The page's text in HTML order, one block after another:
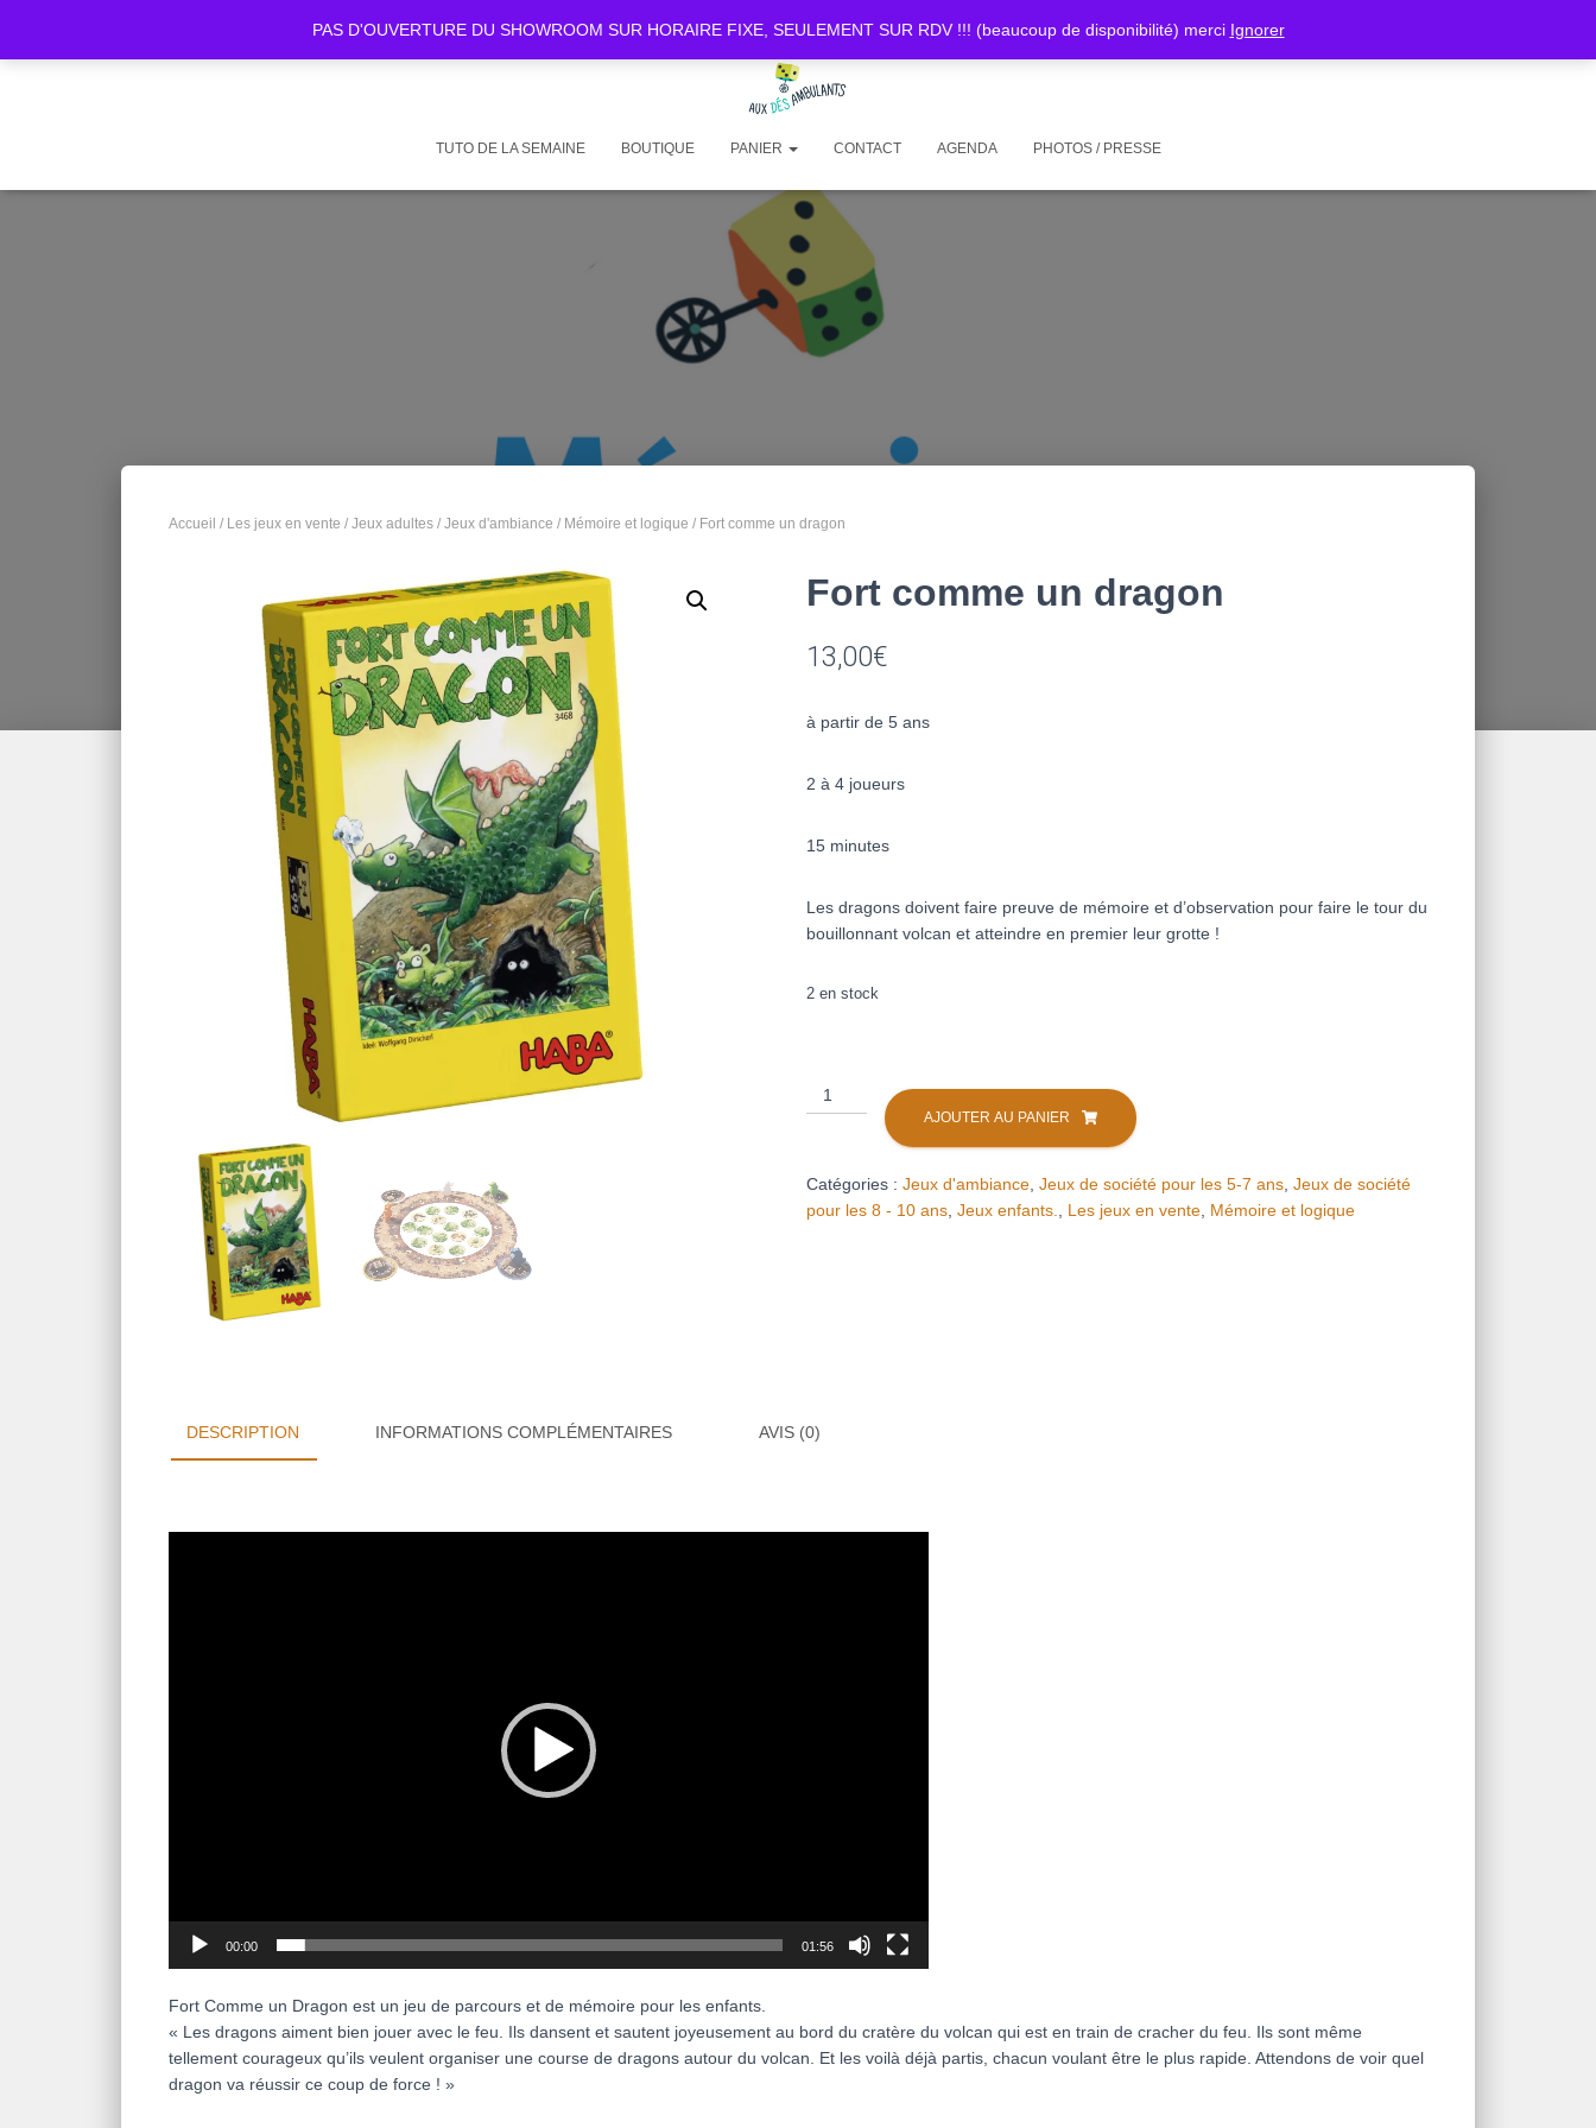
PAS D'OUVERTURE DU SHOWROOM SUR HORAIRE FIXE, SEULEMENT SUR RDV !!! (beaucoup de disponibilité) merci Ignorer
TUTO DE LA SEMAINE BOUTIQUE PANIER CONTACT AGENDA PHOTOS / PRESSE
Accueil / Les jeux en vente / Jeux adultes / Jeux d'ambiance / Mémoire et logique / Fort comme un dragon
Fort comme un dragon
13,00€
à partir de 5 ans
2 à 4 joueurs
15 minutes
Les dragons doivent faire preuve de mémoire et d’observation pour faire le tour du
bouillonnant volcan et atteindre en premier leur grotte !
2 en stock
quantité
de
un
dragon
AJOUTER AU PANIER
Catégories : Jeux d'ambiance Jeux de société pour les 5-7 ans Jeux de société
pour les 8 - 10 ans Jeux enfants. Les jeux en vente Mémoire et logique
DESCRIPTION INFORMATIONS COMPLÉMENTAIRES AVIS (0)
00:00 01:56
Fort Comme un Dragon est un jeu de parcours et de mémoire pour les enfants.
« Les dragons aiment bien jouer avec le feu. Ils dansent et sautent joyeusement au bord du cratère du volcan qui est en train de cracher du feu. Ils sont même
tellement courageux qu’ils veulent organiser une course de dragons autour du volcan. Et les voilà déjà partis, chacun voulant être le plus rapide. Attendons de voir quel
dragon va réussir ce coup de force ! »